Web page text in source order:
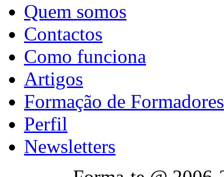
Quem somos
Contactos
Como funciona
Artigos
Formação de Formadores
Perfil
Newsletters